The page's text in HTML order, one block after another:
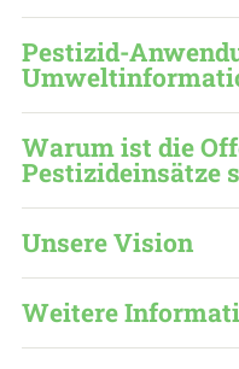
Pestizid-
Warum ist die
Pestizideinsätze
Unsere Vision
Weitere